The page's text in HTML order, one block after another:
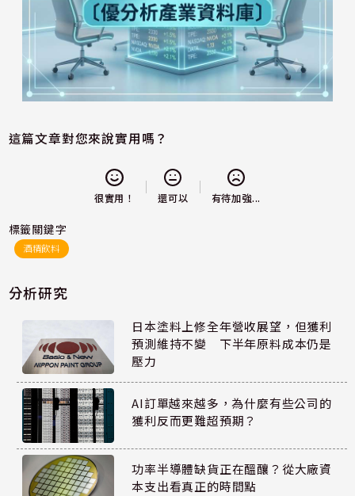
這篇文章對您來說實用嗎？
很實用！ 還可以 有待加強...
標籤關鍵字
酒精飲料
分析研究
日本塗料上修全年營收展望，但獲利
預測維持不變 下半年原料成本仍是
壓力
AI訂單越來越多，為什麼有些公司的
獲利反而更難超預期？
功率半導體缺貨正在醞釀？從大廠資
本支出看真正的時間點